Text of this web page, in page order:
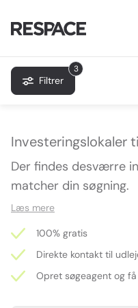
3
Filtrer
Investeringslokaler
Der findes desværre
matcher din søgning.
Læs mere
100% gratis
Direkte kontakt til
Opret søgeagent og